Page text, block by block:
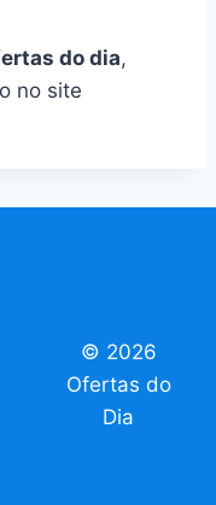
do dia,
no site
© 2026
Ofertas do
Dia